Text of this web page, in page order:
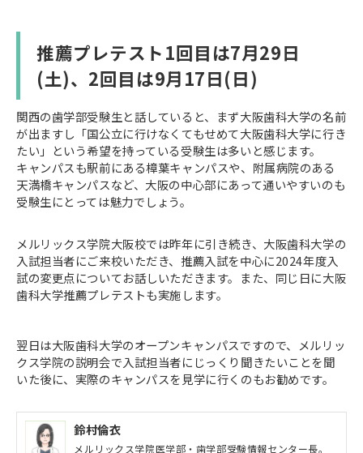
推薦プレテスト1回目は7月29日
(土)、2回目は9月17日(日)
関西の歯学部受験生と話していると、まず大阪歯科大学の名前
が出ますし「国公立に行けなくてもせめて大阪歯科大学に行き
たい」という希望を持っている受験生は多いと感じます。
キャンパスも駅前にある樟葉キャンパスや、附属病院のある
天満橋キャンパスなど、大阪の中心部にあって通いやすいのも
受験生にとっては魅力でしょう。
メルリックス学院大阪校では昨年に引き続き、大阪歯科大学の
入試担当者にご来校いただき、推薦入試を中心に2024年度入
試の変更点についてお話しいただきます。また、同じ日に大阪
歯科大学推薦プレテストも実施します。
翌日は大阪歯科大学のオープンキャンパスですので、メルリッ
クス学院の説明会で入試担当者にじっくり聞きたいことを聞
いた後に、実際のキャンパスを見学に行くのもお勧めです。
鈴村倫衣
メルリックス学院医学部・歯学部受験情報センター長。